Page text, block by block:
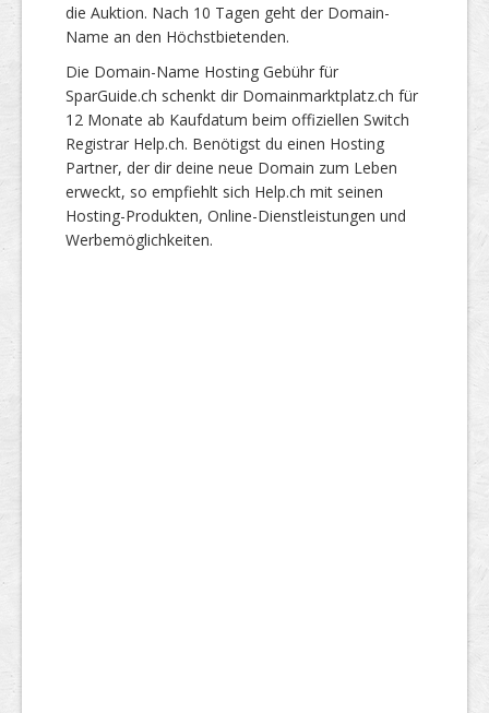
die Auktion. Nach 10 Tagen geht der Domain-
Name an den Höchstbietenden.
Die Domain-Name Hosting Gebühr für
SparGuide.ch schenkt dir Domainmarktplatz.ch für
12 Monate ab Kaufdatum beim offiziellen Switch
Registrar Help.ch. Benötigst du einen Hosting
Partner, der dir deine neue Domain zum Leben
erweckt, so empfiehlt sich Help.ch mit seinen
Hosting-Produkten, Online-Dienstleistungen und
Werbemöglichkeiten.